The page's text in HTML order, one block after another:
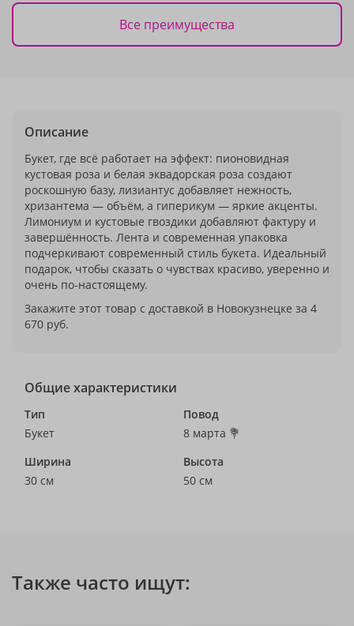
Все преимущества
Описание
Букет, где всё работает на эффект: пионовидная
кустовая роза и белая эквадорская роза создают
роскошную базу, лизиантус добавляет нежность,
хризантема — объём, а гиперикум — яркие акценты.
Лимониум и кустовые гвоздики добавляют фактуру и
завершённость. Лента и современная упаковка
подчеркивают современный стиль букета. Идеальный
подарок, чтобы сказать о чувствах красиво, уверенно и
очень по-настоящему.
Закажите этот товар с доставкой в Новокузнецке за 4
670 руб.
Общие характеристики
Тип
Букет
Повод
8 марта 💐
Ширина
30 см
Высота
50 см
Также часто ищут: